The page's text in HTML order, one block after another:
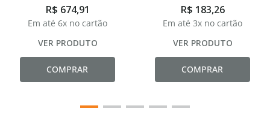
R$ 674,91
Em até 6x no cartão
VER PRODUTO
COMPRAR
R$ 183,26
Em até 3x no cartão
VER PRODUTO
COMPRAR